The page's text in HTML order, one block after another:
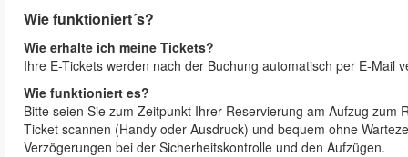
Wie funktioniert´s?
Wie erhalte ich meine Tickets?
Ihre E-Tickets werden nach der Buchung automatisch per
Wie funktioniert es?
Bitte seien Sie zum Zeitpunkt Ihrer Reservierung am Aufzug zum
Ticket scannen (Handy oder Ausdruck) und bequem ohne
Verzögerungen bei der Sicherheitskontrolle und den Aufzügen.